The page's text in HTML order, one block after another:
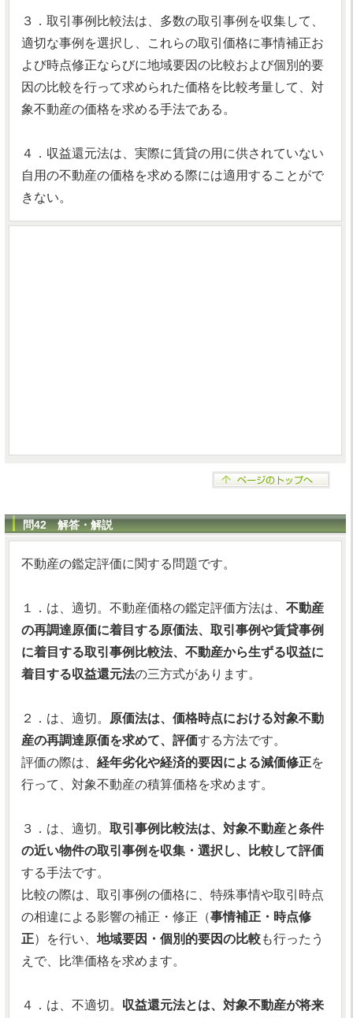
３．取引事例比較法は、多数の取引事例を収集して、
適切な事例を選択し、これらの取引価格に事情補正お
よび時点修正ならびに地域要因の比較および個別的要
因の比較を行って求められた価格を比較考量して、対
象不動産の価格を求める手法である。
４．収益還元法は、実際に賃貸の用に供されていない
自用の不動産の価格を求める際には適用することがで
きない。
問42 解答・解説
不動産の鑑定評価に関する問題です。
１．は、適切。不動産価格の鑑定評価方法は、 不動産
の再調達原価に着目する原価法、取引事例や賃貸事例
に着目する取引事例比較法、不動産から生ずる収益に
着目する収益還元法の三方式があります。
２．は、適切。
原価法は、価格時点における対象不動
産の再調達原価を求めて、評価する方法です。
評価の際は、 経年劣化や経済的要因による減価修正を
行って、対象不動産の積算価格を求めます。
３．は、適切。 取引事例比較法は、対象不動産と条件
の近い物件の取引事例を収集・選択し、比較して評価
する手法です。
比較の際は、取引事例の価格に、特殊事情や取引時点
の相違による影響の補正・修正（事情補正・時点修
正）を行い、 地域要因・個別的要因の比較も行ったう
えで、比準価格を求めます。
４．は、不適切。 収益還元法とは、対象不動産が将来